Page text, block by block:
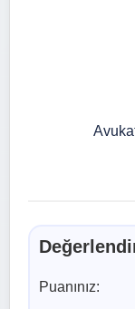
Puanınız: